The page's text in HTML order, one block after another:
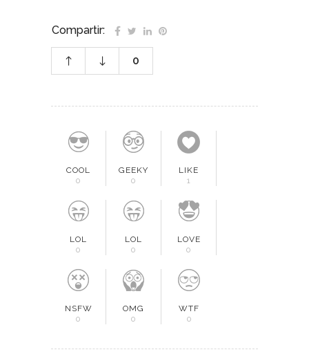
Compartir:
0
COOL
0
GEEKY
0
LIKE
1
LOL
0
LOL
0
LOVE
0
NSFW
0
OMG
0
WTF
0